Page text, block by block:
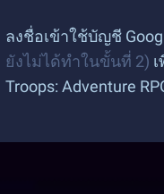
ลงชื่อเข้าใช้บัญชี
ยังไม่ได้ทำในขั้นที่ 2)
Troops: Adventure